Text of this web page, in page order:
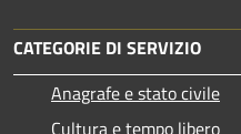
CATEGORIE DI SERVIZIO
Anagrafe e stato civile
Cultura e tempo libero